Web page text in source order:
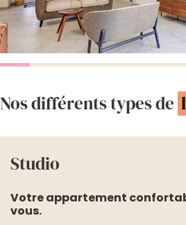
Nos différents types de
Studio
Votre appartement
vous.